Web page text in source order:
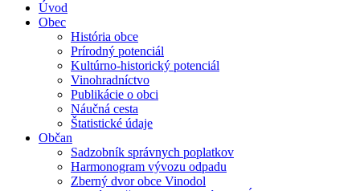
Úvod
Obec
História obce
Prírodný potenciál
Kultúrno-historický potenciál
Vinohradníctvo
Publikácie o obci
Náučná cesta
Štatistické údaje
Občan
Sadzobník správnych poplatkov
Harmonogram vývozu odpadu
Zberný dvor obce Vinodol